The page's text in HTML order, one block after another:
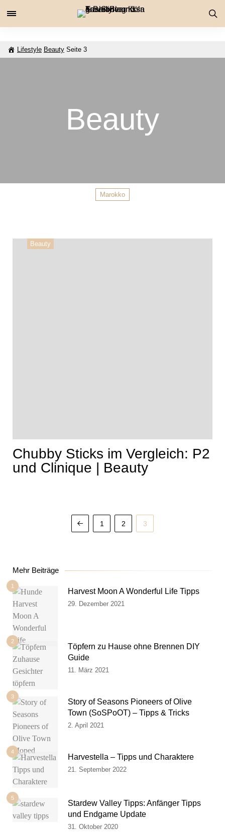
Lifestyle Beauty Seite 3
Beauty
Marokko
Beauty
Chubby Sticks im Vergleich: P2
und Clinique | Beauty
1 2 3
Mehr Beiträge
1
Harvest Moon A Wonderful Life Tipps
29. Dezember 2021
2
Töpfern zu Hause ohne Brennen DIY
Guide
11. März 2021
3
Story of Seasons Pioneers of Olive
Town (SoSPoOT) – Tipps & Tricks
2. April 2021
4
Harvestella – Tipps und Charaktere
21. September 2022
5
Stardew Valley Tipps: Anfänger Tipps
und Endgame Update
31. Oktober 2020